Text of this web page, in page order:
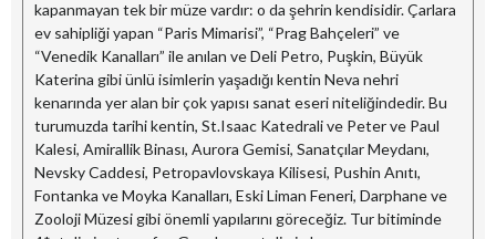
kapanmayan tek bir müze vardır: o da şehrin kendisidir. Çarlara
ev sahipliği yapan “Paris Mimarisi”, “Prag Bahçeleri” ve
“Venedik Kanalları” ile anılan ve Deli Petro, Puşkin, Büyük
Katerina gibi ünlü isimlerin yaşadığı kentin Neva nehri
kenarında yer alan bir çok yapısı sanat eseri niteliğindedir. Bu
turumuzda tarihi kentin, St.Isaac Katedrali ve Peter ve Paul
Kalesi, Amirallik Binası, Aurora Gemisi, Sanatçılar Meydanı,
Nevsky Caddesi, Petropavlovskaya Kilisesi, Pushin Anıtı,
Fontanka ve Moyka Kanalları, Eski Liman Feneri, Darphane ve
Zooloji Müzesi gibi önemli yapılarını göreceğiz. Tur bitiminde